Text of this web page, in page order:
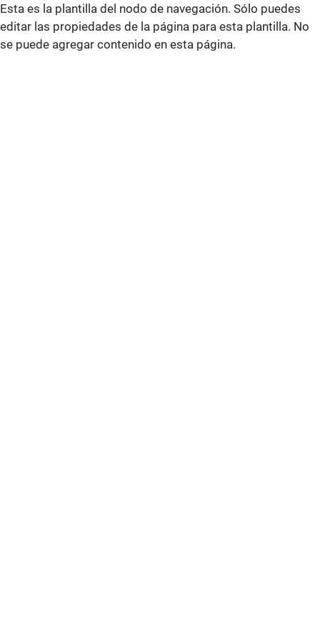
Esta es la plantilla del nodo de navegación. Sólo puedes
editar las propiedades de la página para esta plantilla. No
se puede agregar contenido en esta página.